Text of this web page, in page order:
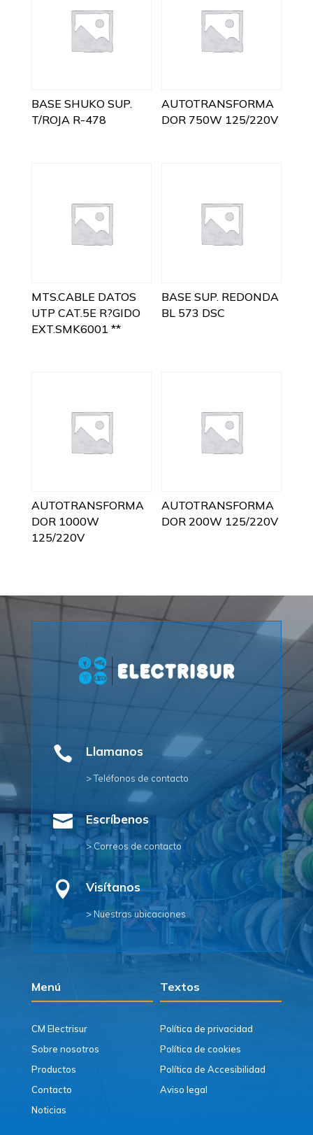
BASE SHUKO SUP.
T/ROJA R-478
AUTOTRANSFORMA
DOR 750W 125/220V
MTS.CABLE DATOS
UTP CAT.5E R?GIDO
EXT.SMK6001 **
BASE SUP. REDONDA
BL 573 DSC
AUTOTRANSFORMA
DOR 1000W
125/220V
AUTOTRANSFORMA
DOR 200W 125/220V
 Llamanos
> Teléfonos de contacto
 Escríbenos
> Correos de contacto
 Visítanos
> Nuestras ubicaciones
Menú Textos
CM Electrisur
Sobre nosotros
Productos
Contacto
Noticias
Política de privacidad
Política de cookies
Política de Accesibilidad
Aviso legal